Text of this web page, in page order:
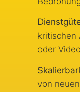
kritischen
oder
von